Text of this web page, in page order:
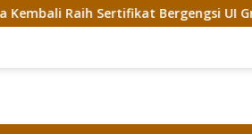
Bergengsi UI GreenMetric